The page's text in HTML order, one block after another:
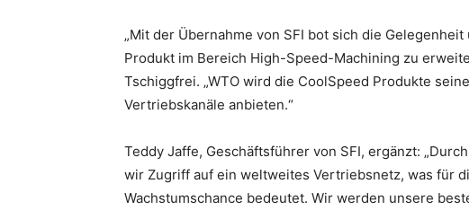
„Mit der Übernahme von SFI bot sich die
Produkt im Bereich High-Speed-Machining zu
Tschiggfrei. „WTO wird die CoolSpeed Produkte
Vertriebskanäle anbieten.“
Teddy Jaffe, Geschäftsführer von SFI, ergänzt:
wir Zugriff auf ein weltweites Vertriebsnetz, was für
Wachstumschance bedeutet. Wir werden unsere